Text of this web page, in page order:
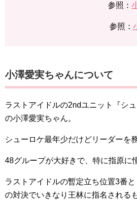
参照：
参照：
​​​​​​​​​​​​​​​​​​​​​​​​​​​​​​小澤愛実ちゃんについて
ラストアイドルの2ndユニット『シ
の小澤愛実ちゃん。
シューロケ最年少だけどリーダーを
48グループが大好きで、特に指原に
ラストアイドルの暫定立ち位置3番
の対決でいきなり王林に指名される